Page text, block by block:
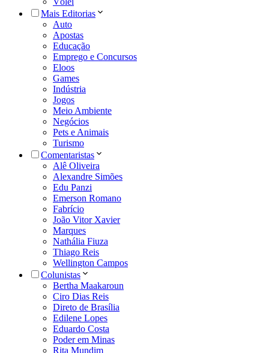
Mais Editorias
Auto
Apostas
Educação
Emprego e Concursos
Eloos
Games
Indústria
Jogos
Meio Ambiente
Negócios
Pets e Animais
Turismo
Comentaristas
Alê Oliveira
Alexandre Simões
Edu Panzi
Emerson Romano
Fabrício
João Vitor Xavier
Marques
Nathália Fiuza
Thiago Reis
Wellington Campos
Colunistas
Bertha Maakaroun
Ciro Dias Reis
Direto de Brasília
Edilene Lopes
Eduardo Costa
Poder em Minas
Rita Mundim